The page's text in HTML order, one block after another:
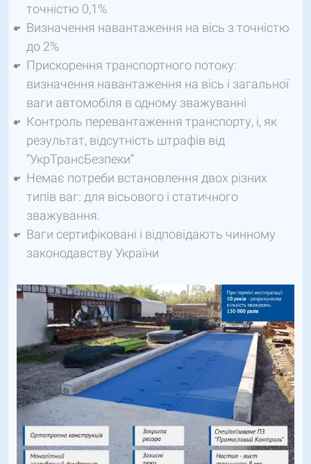
точністю 0,1%
Визначення навантаження на вісь з точністю
до 2%
Прискорення транспортного потоку:
визначення навантаження на вісь і загальної
ваги автомобіля в одному зважуванні
Контроль перевантаження транспорту, і, як
результат, відсутність штрафів від
“УкрТрансБезпеки”
Немає потреби встановлення двох різних
типів ваг: для вісьового і статичного
зважування.
Ваги сертифіковані і відповідають чинному
законодавству України